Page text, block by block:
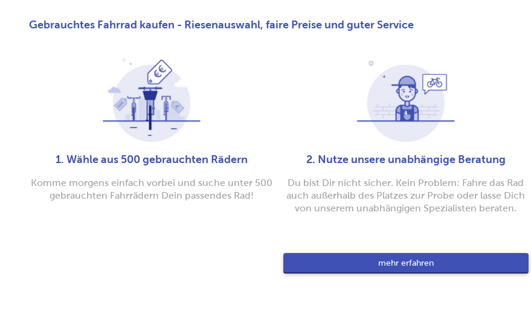
Gebrauchtes Fahrrad kaufen - Riesenauswahl, faire Preise und guter Service
1. Wähle aus 500 gebrauchten Rädern
Komme morgens einfach vorbei und suche unter 500
gebrauchten Fahrrädern Dein passendes Rad!
2. Nutze unsere unabhängige Beratung
Du bist Dir nicht sicher. Kein Problem: Fahre das Rad
auch außerhalb des Platzes zur Probe oder lasse Dich
von unserem unabhängigen Spezialisten beraten.
mehr erfahren